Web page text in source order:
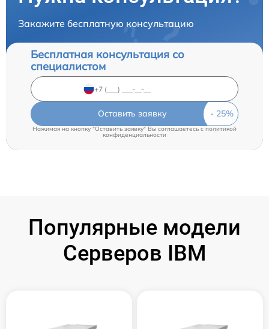
Закажите бесплатную консультацию
Бесплатная консультация со
специалистом
Оставить заявку
Нажимая на кнопку "Оставить заявку" Вы соглашаетесь c политикой
конфиденциальности
Популярные модели
Серверов IBM